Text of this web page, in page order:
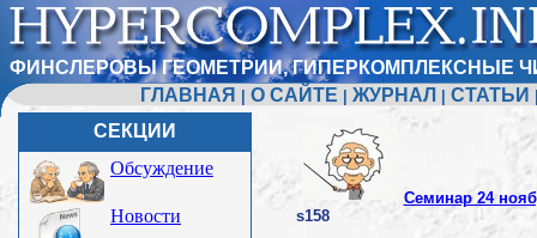
ФИНСЛЕРОВЫ ГЕОМЕТРИИ, ГИПЕРКОМПЛЕКСНЫЕ
ГЛАВНАЯ
О САЙТЕ ЖУРНАЛ СТАТЬИ
СЕКЦИИ
Обсуждение
Новости
Семинар 24
s158